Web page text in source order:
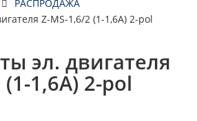
РАСПРОДАЖА
Z-MS-1,6/2 (1-1,6A) 2-pol
эл. двигателя
1,6A) 2-pol